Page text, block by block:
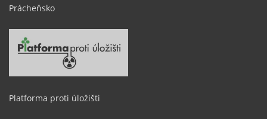
Prácheňsko
Platforma proti úložišti